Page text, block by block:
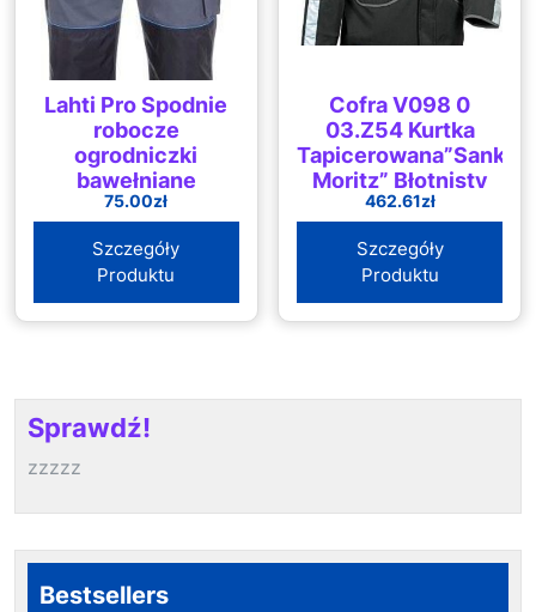
Lahti Pro Spodnie
robocze
ogrodniczki
bawełniane
ochronne XXXL
75.00zł
Szczegóły
Produktu
Cofra V098 0
03.Z54 Kurtka
Tapicerowana”Sankt
Moritz” Błotnisty
Rozmiar 54
462.61zł
Szczegóły
Produktu
Sprawdź!
zzzzz
Bestsellers